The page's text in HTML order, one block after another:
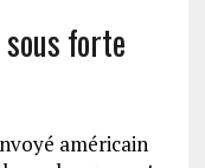
forte
américain